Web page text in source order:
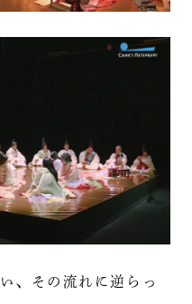
、その流れに逆らっ